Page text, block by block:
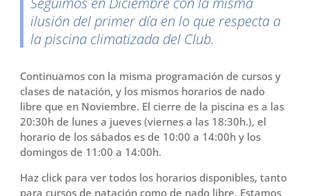
ilusión del primer día en lo que respecta a
la piscina climatizada del Club.
Continuamos con la misma programación de cursos y
clases de natación, y los mismos horarios de nado
libre que en Noviembre. El cierre de la piscina es a las
20:30h de lunes a jueves (viernes a las 18:30h.), el
horario de los sábados es de 10:00 a 14:00h y los
domingos de 11:00 a 14:00h.
Haz click para ver todos los horarios disponibles, tanto
para cursos de natación como de nado libre. Estamos